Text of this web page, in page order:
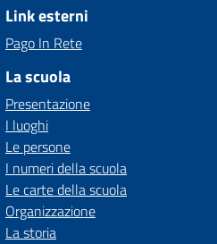
Link esterni
Pago In Rete
La scuola
Presentazione
I luoghi
Le persone
I numeri della scuola
Le carte della scuola
Organizzazione
La storia